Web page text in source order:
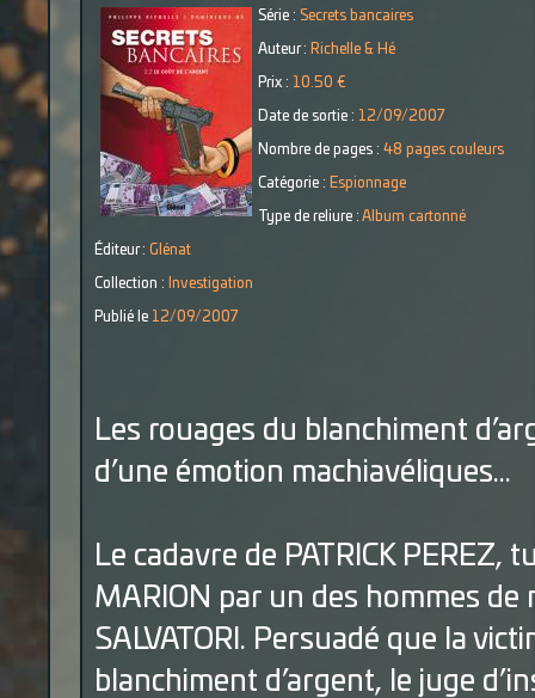
Série : Secrets bancaires
Auteur : Richelle & Hé
Prix : 10.50 €
Date de sortie : 12/09/2007
Nombre de pages : 48 pages couleurs
Catégorie : Espionnage
Type de reliure : Album cartonné
Éditeur : Glénat
Collection : Investigation
Publié le 12/09/2007
Les rouages du blanchiment
d’une émotion machiavéliques…
Le cadavre de PATRICK PEREZ,
MARION par un des hommes
SALVATORI. Persuadé que la
blanchiment d’argent, le juge